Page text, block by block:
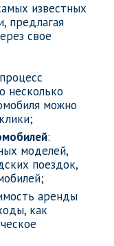
известных
предлагая
свое
несколько
можно
:
моделей,
поездок,
аренды
как